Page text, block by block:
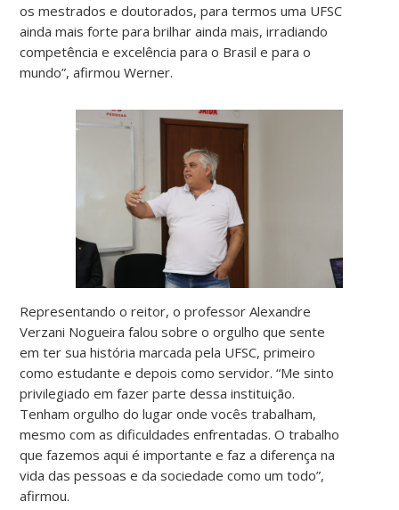
os mestrados e doutorados, para termos uma UFSC
ainda mais forte para brilhar ainda mais, irradiando
competência e excelência para o Brasil e para o
mundo”, afirmou Werner.
Representando o reitor, o professor Alexandre
Verzani Nogueira falou sobre o orgulho que sente
em ter sua história marcada pela UFSC, primeiro
como estudante e depois como servidor. “Me sinto
privilegiado em fazer parte dessa instituição.
Tenham orgulho do lugar onde vocês trabalham,
mesmo com as dificuldades enfrentadas. O trabalho
que fazemos aqui é importante e faz a diferença na
vida das pessoas e da sociedade como um todo”,
afirmou.